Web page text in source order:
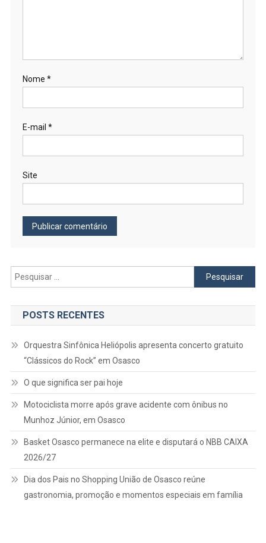
Nome *
E-mail *
Site
Pesquisar
por:
POSTS RECENTES
Orquestra Sinfônica Heliópolis apresenta concerto gratuito
“Clássicos do Rock” em Osasco
O que significa ser pai hoje
Motociclista morre após grave acidente com ônibus no
Munhoz Júnior, em Osasco
Basket Osasco permanece na elite e disputará o NBB CAIXA
2026/27
Dia dos Pais no Shopping União de Osasco reúne
gastronomia, promoção e momentos especiais em família